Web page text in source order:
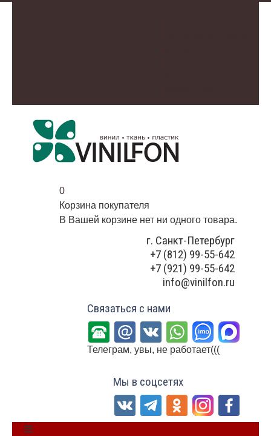
0
Корзина покупателя
В Вашей корзине нет ни одного товара.
г. Санкт-Петербург
+7 (812) 99-55-642
+7 (921) 99-55-642
info@vinilfon.ru
Связаться с нами
Телеграм, увы, не работает(((
Мы в соцсетях